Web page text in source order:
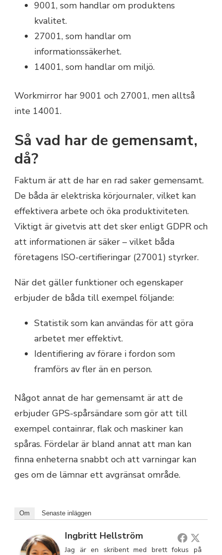
9001, som handlar om produktens
kvalitet.
27001, som handlar om
informationssäkerhet.
14001, som handlar om miljö.
Workmirror har 9001 och 27001, men alltså
inte 14001.
Så vad har de gemensamt,
då?
Faktum är att de har en rad saker gemensamt.
De båda är elektriska körjournaler, vilket kan
effektivera arbete och öka produktiviteten.
Viktigt är givetvis att det sker enligt GDPR och
att informationen är säker – vilket båda
företagens ISO-certifieringar (27001) styrker.
När det gäller funktioner och egenskaper
erbjuder de båda till exempel följande:
Statistik som kan användas för att göra
arbetet mer effektivt.
Identifiering av förare i fordon som
framförs av fler än en person.
Något annat de har gemensamt är att de
erbjuder GPS-spårsändare som gör att till
exempel containrar, flak och maskiner kan
spåras. Fördelar är bland annat att man kan
finna enheterna snabbt och att varningar kan
ges om de lämnar ett avgränsat område.
Om Senaste inläggen
Ingbritt Hellström
Jag är en skribent med brett fokus på